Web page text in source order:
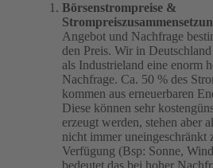
Börsenstrompreise &
Angebot und Nachfrage
den Preis. Wir in Deutschland
als Industrieland eine enorm
Nachfrage. Ca. 50 % des
kommen aus erneuerbaren
Diese können sehr
erzeugt werden, stehen aber
nicht immer uneingeschränkt
Verfügung (Bsp: Sonne,